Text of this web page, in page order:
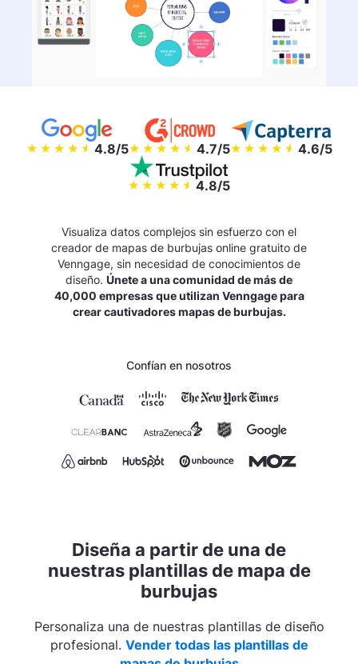
4.8/5 4.7/5 4.6/5
4.8/5
Visualiza datos complejos sin esfuerzo con el
creador de mapas de burbujas online gratuito de
Venngage, sin necesidad de conocimientos de
diseño. Únete a una comunidad de más de
40,000 empresas que utilizan Venngage para
crear cautivadores mapas de burbujas.
Confían en nosotros
Diseña a partir de una de
nuestras plantillas de mapa de
burbujas
Personaliza una de nuestras plantillas de diseño
profesional. Vender todas las plantillas de